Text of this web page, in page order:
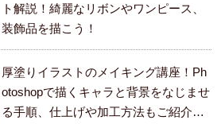
ト解説！綺麗なリボンやワンピース、
装飾品を描こう！
厚塗りイラストのメイキング講座！Ph
otoshopで描くキャラと背景をなじませ
る手順、仕上げや加工方法もご紹介し